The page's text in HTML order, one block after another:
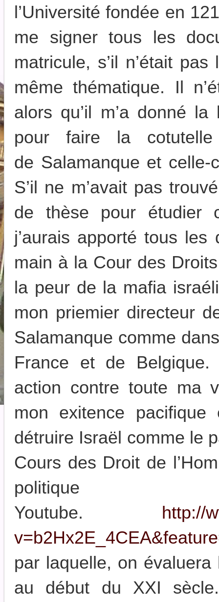
l’Université fondée en
me signer tous les
matricule, s’il n’était
même thématique. Il
alors qu’il m’a donné
pour faire la
de Salamanque et
S’il ne m’avait pas
de thèse pour étudier
j’aurais apporté tous
main à la Cour des
la peur de la mafia
mon priemier directeur
Salamanque comme
France et de
action contre toute ma
mon exitence
détruire Israël comme le
Cours des Droit de
Youtube. http://
par laquelle, on évaluera
au début du XXI